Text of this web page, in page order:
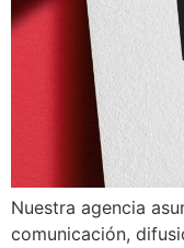
Nuestra agencia
comunicación,